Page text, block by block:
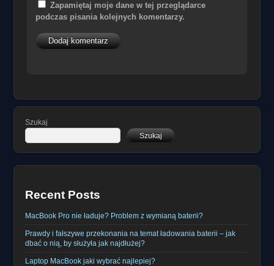
Zapamiętaj moje dane w tej przeglądarce
podczas pisania kolejnych komentarzy.
Szukaj
Szukaj
Recent Posts
MacBook Pro nie ładuje? Problem z wymianą baterii?
Prawdy i fałszywe przekonania na temat ładowania baterii – jak
dbać o nią, by służyła jak najdłużej?
Laptop MacBook jaki wybrać najlepiej?